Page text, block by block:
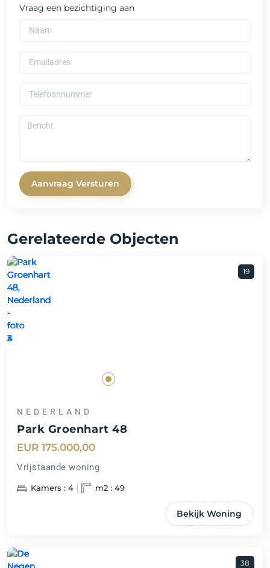
Vraag een bezichtiging aan
Aanvraag Versturen
Gerelateerde Objecten
19
NEDERLAND
Park Groenhart 48
EUR 175.000,00
Vrijstaande woning
Kamers : 4 m2 : 49
Bekijk Woning
38